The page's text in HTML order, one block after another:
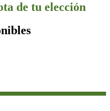
de tu elección